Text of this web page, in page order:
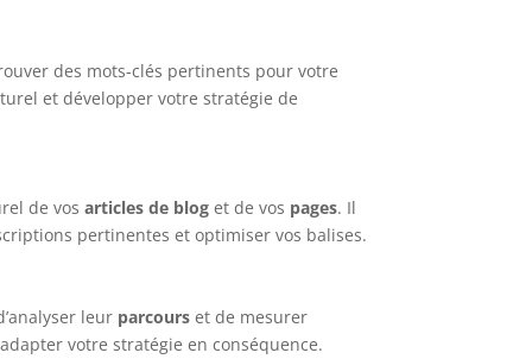
des mots-clés pertinents pour votre
et développer votre stratégie de
de vosarticles de blog et de vos pages. Il
pertinentes et optimiser vos balises.
leur parcours et de mesurer
votre stratégie en conséquence.